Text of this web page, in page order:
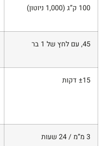
100 ק”ג (1,000 ניוטון)
45, עם לחץ של 1 בר
±15 דקות
3 מ”מ / 24 שעות